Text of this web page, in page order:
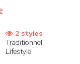
2 styles
Traditionnel
Lifestyle